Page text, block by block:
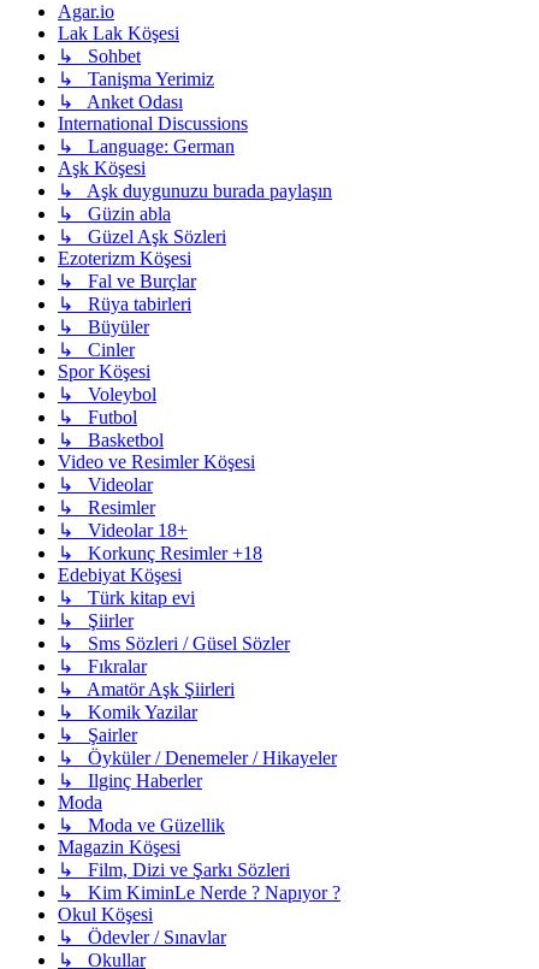
Agar.io
Lak Lak Köşesi
↳ Sohbet
↳ Tanişma Yerimiz
↳ Anket Odası
International Discussions
↳ Language: German
Aşk Köşesi
↳ Aşk duygunuzu burada paylaşın
↳ Güzin abla
↳ Güzel Aşk Sözleri
Ezoterizm Köşesi
↳ Fal ve Burçlar
↳ Rüya tabirleri
↳ Büyüler
↳ Cinler
Spor Köşesi
↳ Voleybol
↳ Futbol
↳ Basketbol
Video ve Resimler Köşesi
↳ Videolar
↳ Resimler
↳ Videolar 18+
↳ Korkunç Resimler +18
Edebiyat Köşesi
↳ Türk kitap evi
↳ Şiirler
↳ Sms Sözleri / Güsel Sözler
↳ Fıkralar
↳ Amatör Aşk Şiirleri
↳ Komik Yazilar
↳ Şairler
↳ Öyküler / Denemeler / Hikayeler
↳ Ilginç Haberler
Moda
↳ Moda ve Güzellik
Magazin Köşesi
↳ Film, Dizi ve Şarkı Sözleri
↳ Kim KiminLe Nerde ? Napıyor ?
Okul Köşesi
↳ Ödevler / Sınavlar
↳ Okullar